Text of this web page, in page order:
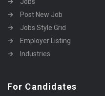
Post New Job
Jobs Style Grid
Employer Listing
Industries
For Candidates